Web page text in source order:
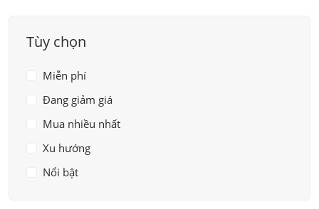
Tùy chọn
Miễn phí
Đang giảm giá
Mua nhiều nhất
Xu hướng
Nổi bật